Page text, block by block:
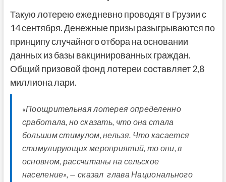
Такую лотерею ежедневно проводят в Грузии с
14 сентября. Денежные призы разыгрываются по
принципу случайного отбора на основании
данных из базы вакцинированных граждан.
Общий призовой фонд лотереи составляет 2,8
миллиона лари.
«Поощрительная лотерея определенно
сработала, но сказать, что она стала
большим стимулом, нельзя. Что касается
стимулирующих мероприятий, то они, в
основном, рассчитаны на сельское
население», — сказал глава Национального